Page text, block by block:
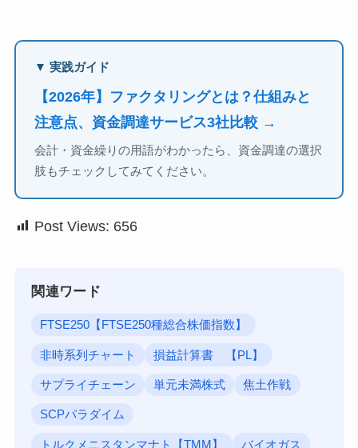
▼ 実践ガイド
【2026年】ファクタリングとは？仕組みと
注意点、資金調達サービス3社比較 →
会計・資金繰りの用語がわかったら、資金調達の選択
肢もチェックしてみてください。
Post Views: 656
関連ワード
FTSE250【FTSE250種総合株価指数】
非時系列チャート 損益計算書 【PL】
サプライチェーン 単元未満株式 焦土作戦
SCPパラダイム
トルクメニスタンマナト【TMM】 バイオガス